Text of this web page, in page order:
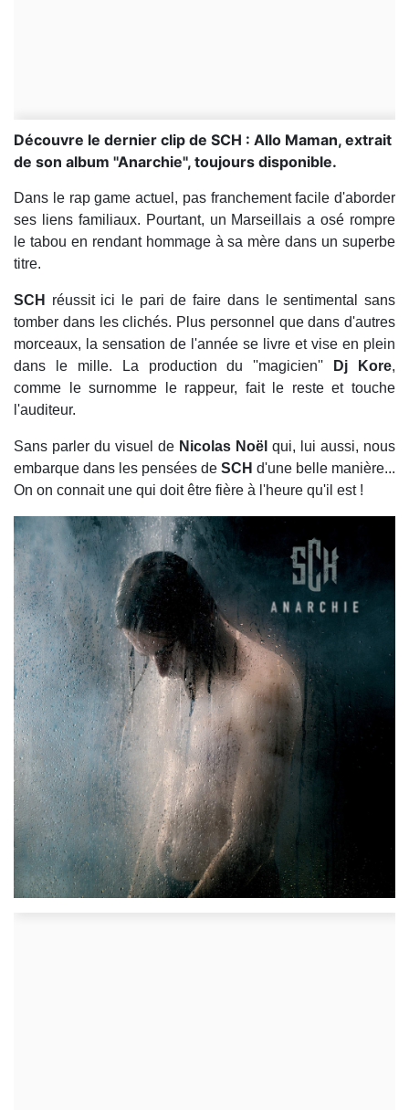
Découvre le dernier clip de SCH : Allo Maman, extrait
de son album ''Anarchie'', toujours disponible.
Dans le rap game actuel, pas franchement facile d'aborder
ses liens familiaux. Pourtant, un Marseillais a osé rompre
le tabou en rendant hommage à sa mère dans un superbe
titre.
SCH
réussit ici le pari de faire dans le sentimental sans
tomber dans les clichés. Plus personnel que dans d'autres
morceaux, la sensation de l'année se livre et vise en plein
dans le mille. La production du ''magicien''
Dj Kore,
comme le surnomme le rappeur, fait le reste et touche
l'auditeur.
Sans parler du visuel de Nicolas Noël qui, lui aussi, nous
embarque dans les pensées de SCH d'une belle manière...
On on connait une qui doit être fière à l'heure qu'il est !